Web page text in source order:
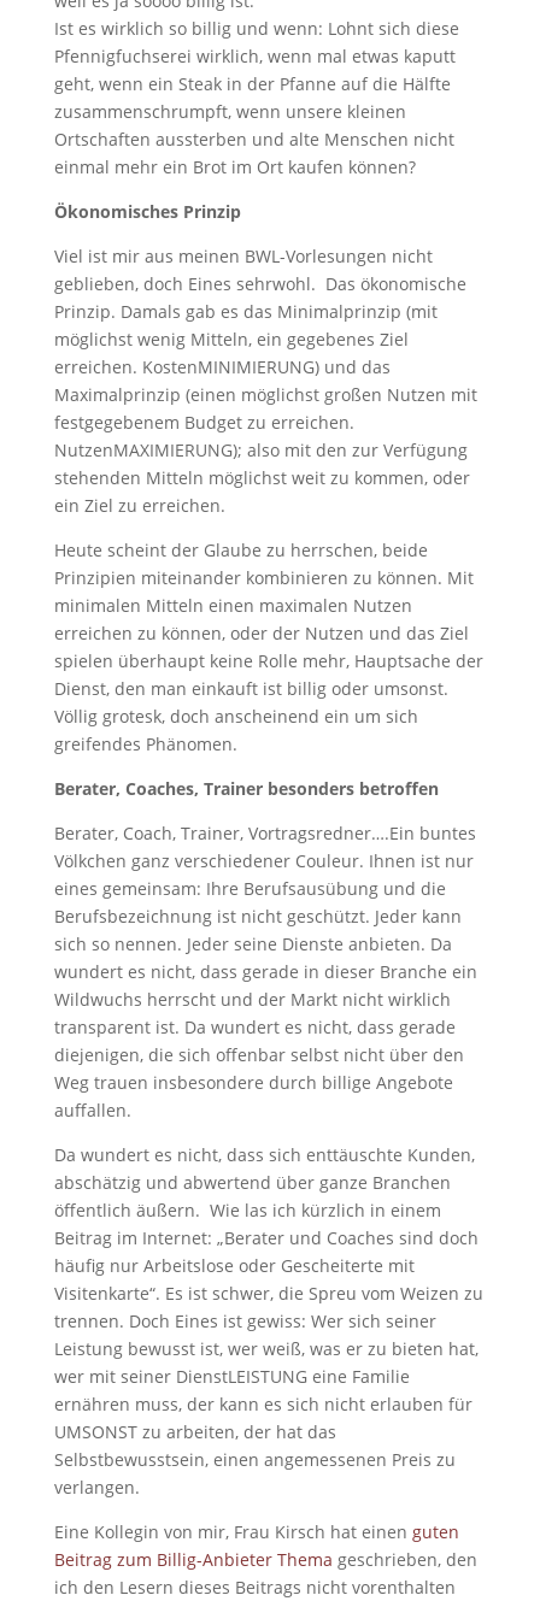
Ist es wirklich so billig und wenn: Lohnt sich diese
Pfennigfuchserei wirklich, wenn mal etwas kaputt
geht, wenn ein Steak in der Pfanne auf die Hälfte
zusammenschrumpft, wenn unsere kleinen
Ortschaften aussterben und alte Menschen nicht
einmal mehr ein Brot im Ort kaufen können?
Ökonomisches Prinzip
Viel ist mir aus meinen BWL-Vorlesungen nicht
geblieben, doch Eines sehrwohl. Das ökonomische
Prinzip. Damals gab es das Minimalprinzip (mit
möglichst wenig Mitteln, ein gegebenes Ziel
erreichen. KostenMINIMIERUNG) und das
Maximalprinzip (einen möglichst großen Nutzen mit
festgegebenem Budget zu erreichen.
NutzenMAXIMIERUNG); also mit den zur Verfügung
stehenden Mitteln möglichst weit zu kommen, oder
ein Ziel zu erreichen.
Heute scheint der Glaube zu herrschen, beide
Prinzipien miteinander kombinieren zu können. Mit
minimalen Mitteln einen maximalen Nutzen
erreichen zu können, oder der Nutzen und das Ziel
spielen überhaupt keine Rolle mehr, Hauptsache der
Dienst, den man einkauft ist billig oder umsonst.
Völlig grotesk, doch anscheinend ein um sich
greifendes Phänomen.
Berater, Coaches, Trainer besonders betroffen
Berater, Coach, Trainer, Vortragsredner….Ein buntes
Völkchen ganz verschiedener Couleur. Ihnen ist nur
eines gemeinsam: Ihre Berufsausübung und die
Berufsbezeichnung ist nicht geschützt. Jeder kann
sich so nennen. Jeder seine Dienste anbieten. Da
wundert es nicht, dass gerade in dieser Branche ein
Wildwuchs herrscht und der Markt nicht wirklich
transparent ist. Da wundert es nicht, dass gerade
diejenigen, die sich offenbar selbst nicht über den
Weg trauen insbesondere durch billige Angebote
auffallen.
Da wundert es nicht, dass sich enttäuschte Kunden,
abschätzig und abwertend über ganze Branchen
öffentlich äußern. Wie las ich kürzlich in einem
Beitrag im Internet: „Berater und Coaches sind doch
häufig nur Arbeitslose oder Gescheiterte mit
Visitenkarte“. Es ist schwer, die Spreu vom Weizen zu
trennen. Doch Eines ist gewiss: Wer sich seiner
Leistung bewusst ist, wer weiß, was er zu bieten hat,
wer mit seiner DienstLEISTUNG eine Familie
ernähren muss, der kann es sich nicht erlauben für
UMSONST zu arbeiten, der hat das
Selbstbewusstsein, einen angemessenen Preis zu
verlangen.
Eine Kollegin von mir, Frau Kirsch hat einen guten
Beitrag zum Billig-Anbieter Thema geschrieben, den
ich den Lesern dieses Beitrags nicht vorenthalten